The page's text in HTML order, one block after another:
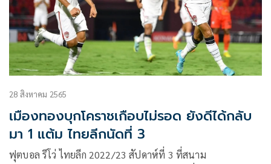
28 สิงหาคม 2565
เมืองทองบุกโคราชเกือบไม่รอด ยังดีได้กลับ
มา 1 แต้ม ไทยลีกนัดที่ 3
ฟุตบอล รีโว่ ไทยลีก 2022/23 สัปดาห์ที่ 3 ที่สนาม